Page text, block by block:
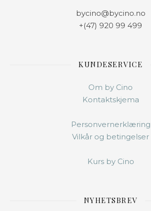
bycino@bycino.no
+(47) 920 99 499
KUNDESERVICE
Om by Cino
Kontaktskjema
Personvernerklæring
Vilkår og betingelser
Kurs by Cino
NYHETSBREV